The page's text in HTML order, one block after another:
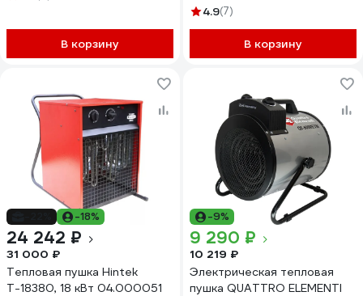
В корзину
4.9(7)
В корзину
-18%
24 242 ₽
31 000 ₽
Тепловая пушка Hintek
Т-18380, 18 кВт 04.000051
-9%
9 290 ₽
10 219 ₽
Электрическая тепловая
пушка QUATTRO ELEMENTI